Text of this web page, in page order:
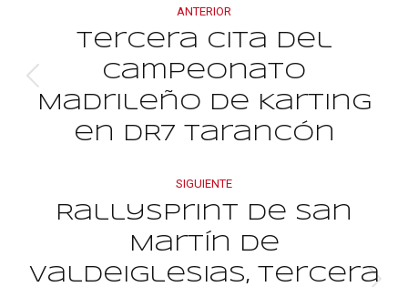
entre
ANTERIOR
anterior:
Tercera cita del
Campeonato
Madrileño de Karting
en DR7 Tarancón
SIGUIENTE
Rallysprint de San
Martín de
Valdeiglesias, tercera